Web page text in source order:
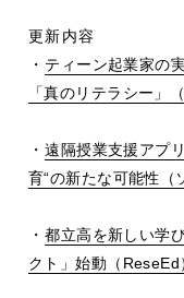
更新内容
・ ティーン起業家の
「真のリテラシー」（
・遠隔授業支援アプ
育“の新たな可能性（
・都立高を新しい学
クト」始動（ ReseEd